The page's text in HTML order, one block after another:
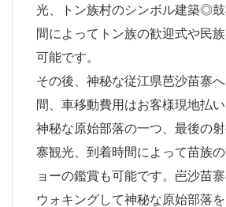
光、トン族村のシンボル建築◎
間によってトン族の歓迎式や民
可能です。
その後、神秘な従江県芭沙苗寨
間、車移動費用はお客様現地払
神秘な原始部落の一つ、最後の
寨観光、到着時間によって苗族
ョーの鑑賞も可能です。岜沙苗
ウォキングして神秘な原始部落